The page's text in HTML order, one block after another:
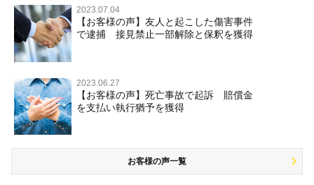
2023.07.04
【お客様の声】友人と起こした傷害事件
で逮捕 接見禁止一部解除と保釈を獲得
2023.06.27
【お客様の声】死亡事故で起訴 賠償金
を支払い執行猶予を獲得
お客様の声一覧